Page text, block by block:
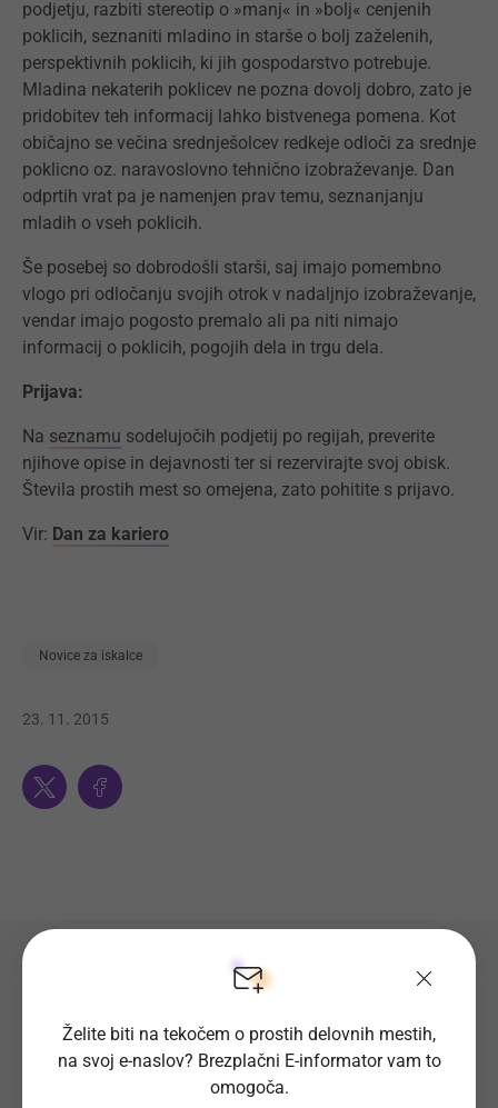
podjetju, razbiti stereotip o »manj« in »bolj« cenjenih
poklicih, seznaniti mladino in starše o bolj zaželenih,
perspektivnih poklicih, ki jih gospodarstvo potrebuje.
Mladina nekaterih poklicev ne pozna dovolj dobro, zato je
pridobitev teh informacij lahko bistvenega pomena. Kot
običajno se večina srednješolcev redkeje odloči za srednje
poklicno oz. naravoslovno tehnično izobraževanje. Dan
odprtih vrat pa je namenjen prav temu, seznanjanju
mladih o vseh poklicih.
Še posebej so dobrodošli starši, saj imajo pomembno
vlogo pri odločanju svojih otrok v nadaljnjo izobraževanje,
vendar imajo pogosto premalo ali pa niti nimajo
informacij o poklicih, pogojih dela in trgu dela.
Prijava:
Na seznamu sodelujočih podjetij po regijah, preverite
njihove opise in dejavnosti ter si rezervirajte svoj obisk.
Števila prostih mest so omejena, zato pohitite s prijavo.
Vir: Dan za kariero
Novice za iskalce
23. 11. 2015
TwitterFacebook
Preverite seznam prostih
delovnih mest
Želite biti na tekočem o prostih delovnih mestih,
na svoj e-naslov? Brezplačni E-informator vam to
omogoča.